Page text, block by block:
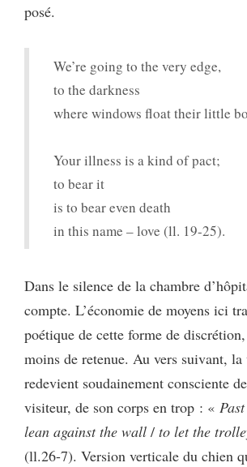
posé.
We’re going to the very edge,
to the darkness
where windows float their little
Your illness is a kind of pact;
to bear it
is to bear even death
in this name – love (ll. 19-25).
Dans le silence de la chambre
compte. L’économie de moyens ici
poétique de cette forme de
moins de retenue. Au vers suivant,
redevient soudainement consciente
visiteur, de son corps en trop : «
lean against the wall / to let the
(ll.26-7). Version verticale du chien